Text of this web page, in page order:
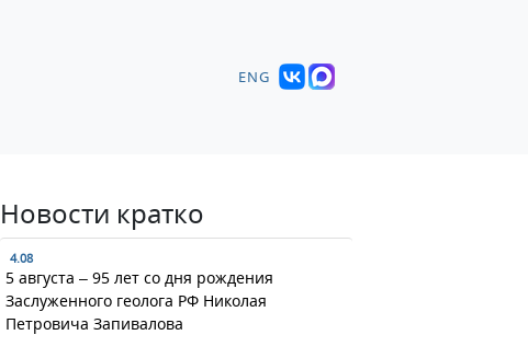
ENG
Новости кратко
4.08
5 августа – 95 лет со дня рождения
Заслуженного геолога РФ Николая
Петровича Запивалова